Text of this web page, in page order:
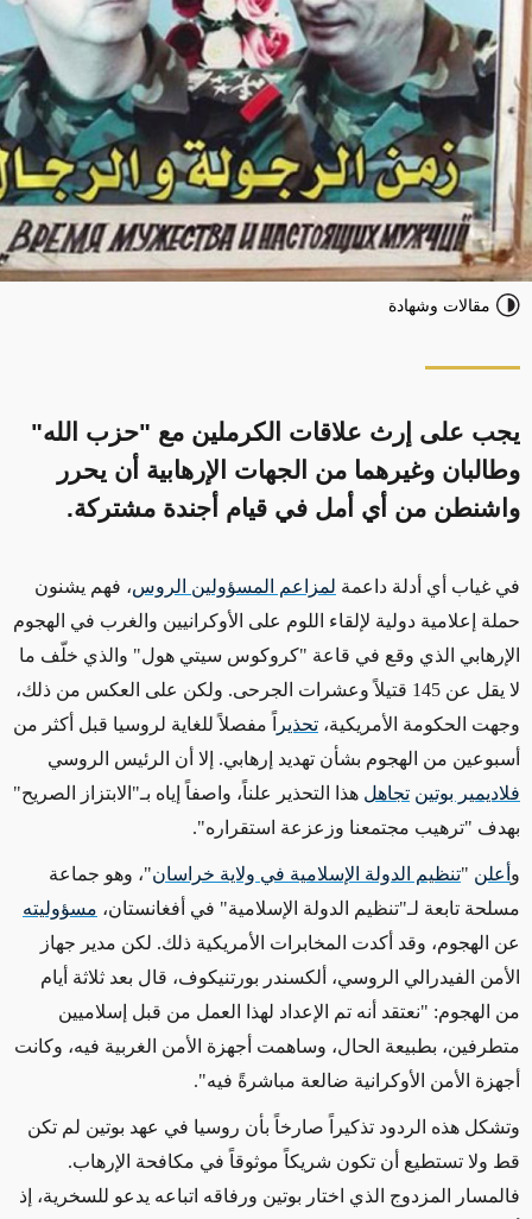
مقالات وشهادة
يجب على إرث علاقات الكرملين مع "حزب الله"
وطالبان وغيرهما من الجهات الإرهابية أن يحرر
واشنطن من أي أمل في قيام أجندة مشتركة.
في غياب أي أدلة داعمة لمزاعم المسؤولين الروس، فهم يشنون
حملة إعلامية دولية لإلقاء اللوم على الأوكرانيين والغرب في الهجوم
الإرهابي الذي وقع في قاعة "كروكوس سيتي هول" والذي خلّف ما
لا يقل عن 145 قتيلاً وعشرات الجرحى. ولكن على العكس من ذلك،
وجهت الحكومة الأمريكية، تحذير اً مفصلاً للغاية لروسيا قبل أكثر من
أسبوعين من الهجوم بشأن تهديد إرهابي. إلا أن الرئيس الروسي
فلاديمير بوتين تجاهل هذا التحذير علناً، واصفاً إياه بـ"الابتزاز الصريح"
بهدف "ترهيب مجتمعنا وزعزعة استقراره".
و أعلن "تنظيم الدولة الإسلامية في ولاية خراسان"، وهو جماعة
مسلحة تابعة لـ"تنظيم الدولة الإسلامية" في أفغانستان، مسؤوليته
عن الهجوم، وقد أكدت المخابرات الأمريكية ذلك. لكن مدير جهاز
الأمن الفيدرالي الروسي، ألكسندر بورتنيكوف، قال بعد ثلاثة أيام
من الهجوم: "نعتقد أنه تم الإعداد لهذا العمل من قبل إسلاميين
متطرفين، بطبيعة الحال، وساهمت أجهزة الأمن الغربية فيه، وكانت
أجهزة الأمن الأوكرانية ضالعة مباشرةً فيه".
وتشكل هذه الردود تذكيراً صارخاً بأن روسيا في عهد بوتين لم تكن
قط ولا تستطيع أن تكون شريكاً موثوقاً في مكافحة الإرهاب.
فالمسار المزدوج الذي اختار بوتين ورفاقه اتباعه يدعو للسخرية، إذ